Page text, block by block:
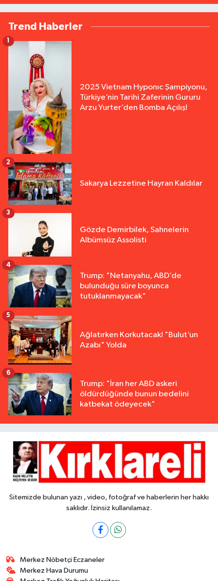
Trend Haberler
2025 Vietnam Hyponıc Şampiyonu,
Türkiye’nin Tarihi Zaferinin Gururu
Arzu Yurter’den Bomba Açılış!
1
Sakarya Lezzetine Hayran Kaldılar
2
Gözde Demirbilek, Sahnelerin
Albümsüz Assolisti
3
Trump: "Netanyahu, ABD’de
bulunduğu süre boyunca
tutuklanmayacak"
4
Ağlatırken Korkutacak! "Bulut’un
Azabı" Yolda
5
Trump: "İran her ABD askeri
öldürdüğünde bunun bedelini
katbekat ödeyecek"
6
Sitemizde bulunan yazı , video, fotoğraf ve haberlerin her hakkı
saklıdır. İzinsiz kullanılamaz.
Merkez Nöbetçi Eczaneler
Merkez Hava Durumu